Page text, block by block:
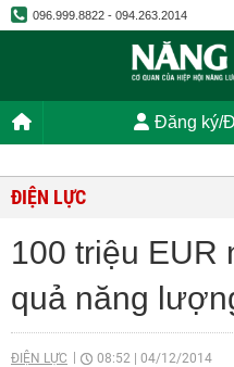
096.999.8822 - 094.263.2014
Đăng ký/
ĐIỆN LỰC
100 triệu EUR
quả năng
ĐIỆN LỰC 08:52 04/12/2014